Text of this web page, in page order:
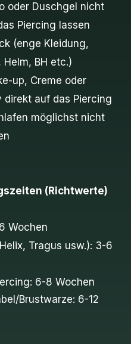
oder Duschgel nicht
Piercing lassen
(enge Kleidung,
Helm, BH etc.)
up, Creme oder
direkt auf das Piercing
möglichst nicht
(Richtwerte)
Wochen
Tragus usw.): 3-6
6-8 Wochen
Brustwarze: 6-12